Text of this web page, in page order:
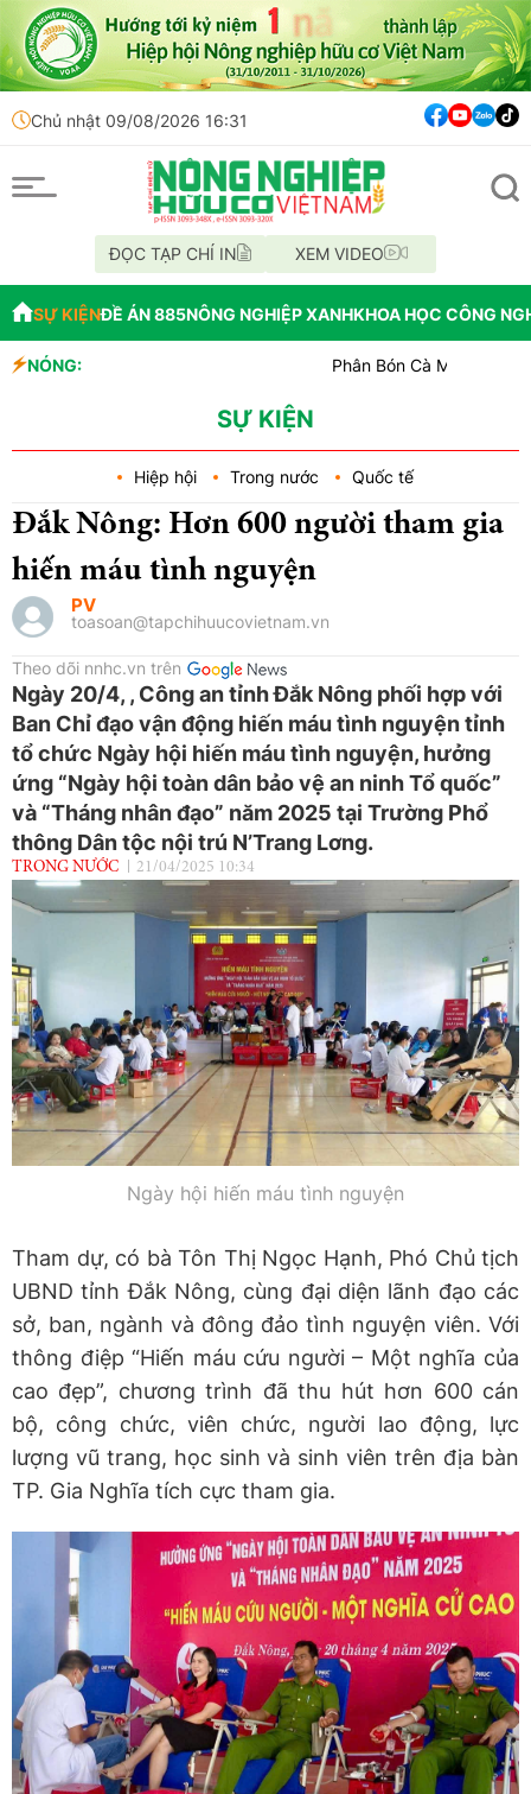
Chủ nhật 09/08/2026 16:31
ĐỌC TẠP CHÍ IN XEM VIDEO
SỰ KIỆNĐỀ ÁN 885NÔNG NGHIỆP XANHKHOA HỌC CÔNG
NÓNG:
Phân Bón Cà Mau đồng hành với
Mùa xanh trên cánh đồng Mường
SỰ KIỆN
Hiệp hội Trong nước Quốc tế
Đắk Nông: Hơn 600 người tham gia
hiến máu tình nguyện
PV
toasoan@tapchihuucovietnam.vn
Theo dõi nnhc.vn trên
Ngày 20/4, , Công an tỉnh Đắk Nông phối hợp với
Ban Chỉ đạo vận động hiến máu tình nguyện tỉnh
tổ chức Ngày hội hiến máu tình nguyện, hưởng
ứng “Ngày hội toàn dân bảo vệ an ninh Tổ quốc”
và “Tháng nhân đạo” năm 2025 tại Trường Phổ
thông Dân tộc nội trú N’Trang Lơng.
TRONG NƯỚC 21/04/2025 10:34
Ngày hội hiến máu tình nguyện
Tham dự, có bà Tôn Thị Ngọc Hạnh, Phó Chủ tịch
UBND tỉnh Đắk Nông, cùng đại diện lãnh đạo các
sở, ban, ngành và đông đảo tình nguyện viên. Với
thông điệp “Hiến máu cứu người – Một nghĩa của
cao đẹp”, chương trình đã thu hút hơn 600 cán
bộ, công chức, viên chức, người lao động, lực
lượng vũ trang, học sinh và sinh viên trên địa bàn
TP. Gia Nghĩa tích cực tham gia.